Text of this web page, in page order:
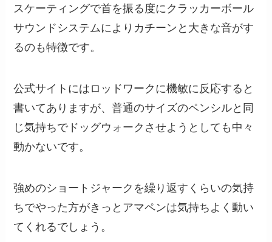
スケーティングで首を振る度にクラッカーボール
サウンドシステムによりカチーンと大きな音がす
るのも特徴です。
公式サイトにはロッドワークに機敏に反応すると
書いてありますが、普通のサイズのペンシルと同
じ気持ちでドッグウォークさせようとしても中々
動かないです。
強めのショートジャークを繰り返すくらいの気持
ちでやった方がきっとアマペンは気持ちよく動い
てくれるでしょう。